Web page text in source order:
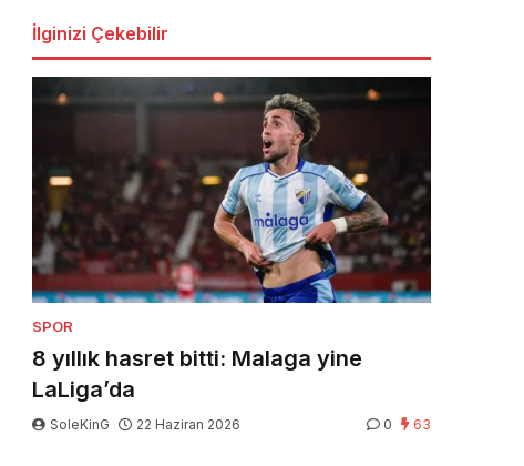
İlginizi Çekebilir
SPOR
8 yıllık hasret bitti: Malaga yine
LaLiga’da
SoleKinG 22 Haziran 2026 0 63